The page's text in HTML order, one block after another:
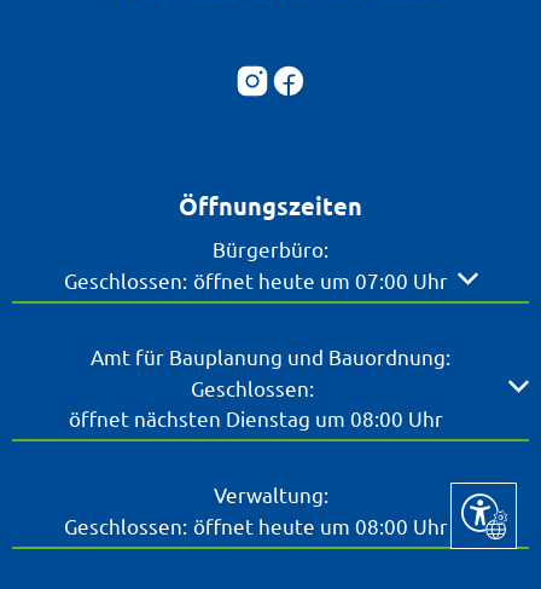
Öffnungszeiten
Bürgerbüro:
Klicken, um weitere Öffnungs- oder Schließzeiten
Geschlossen: öffnet heute um 07:00 Uhr
Amt für Bauplanung und Bauordnung:
Klicken, um weitere Öffnungs- oder Schließzeiten
Geschlossen:
öffnet nächsten Dienstag um 08:00 Uhr
Verwaltung:
Klicken, um weitere Öffnungs- oder Schließzeiten
Geschlossen: öffnet heute um 08:00 Uhr Seite